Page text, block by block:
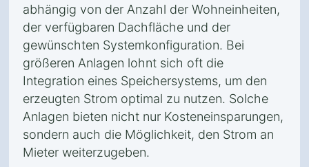
abhängig von der Anzahl der Wohneinheiten,
der verfügbaren Dachfläche und der
gewünschten Systemkonfiguration. Bei
größeren Anlagen lohnt sich oft die
Integration eines Speichersystems, um den
erzeugten Strom optimal zu nutzen. Solche
Anlagen bieten nicht nur Kosteneinsparungen,
sondern auch die Möglichkeit, den Strom an
Mieter weiterzugeben.